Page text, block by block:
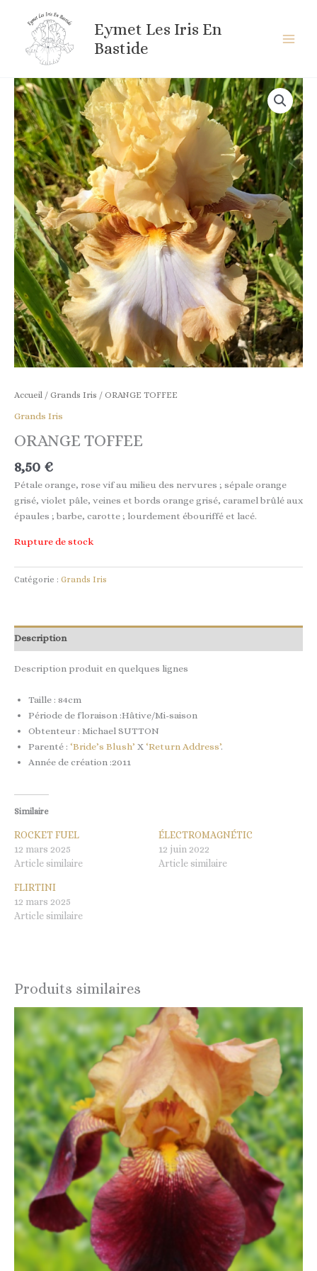
contenu
Eymet Les Iris En
Bastide
Accueil / Grands Iris / ORANGE TOFFEE
Grands Iris
ORANGE TOFFEE
8,50 €
Pétale orange, rose vif au milieu des nervures ; sépale orange
grisé, violet pâle, veines et bords orange grisé, caramel brûlé aux
épaules ; barbe, carotte ; lourdement ébouriffé et lacé.
Rupture de stock
Catégorie : Grands Iris
Description
Description produit en quelques lignes
Taille : 84cm
Période de floraison :Hâtive/Mi-saison
Obtenteur : Michael SUTTON
Parenté : ‘Bride’s Blush’ X ‘Return Address’.
Année de création :2011
Similaire
ROCKET FUEL
12 mars 2025
Article similaire
ÉLECTROMAGNÉTIC
12 juin 2022
Article similaire
FLIRTINI
12 mars 2025
Article similaire
Produits similaires